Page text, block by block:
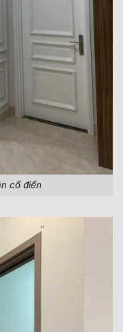
cổ điển